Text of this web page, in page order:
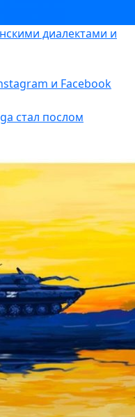
диалектами и
и Facebook
стал послом